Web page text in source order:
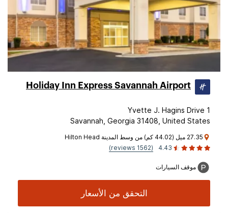
Holiday Inn Express Savannah Airport
1 Yvette J. Hagins Drive
Savannah, Georgia 31408, United States
27.35 ميل (44.02 كم) من وسط المدينة Hilton Head
4.43
(1562 reviews)
موقف السيارات
التحقق من الأسعار